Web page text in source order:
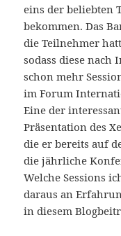
eins der beliebten
bekommen. Das
die Teilnehmer
sodass diese nach
schon mehr
im Forum
Eine der
Präsentation des
die er bereits auf
die jährliche
Welche Sessions
daraus an
in diesem